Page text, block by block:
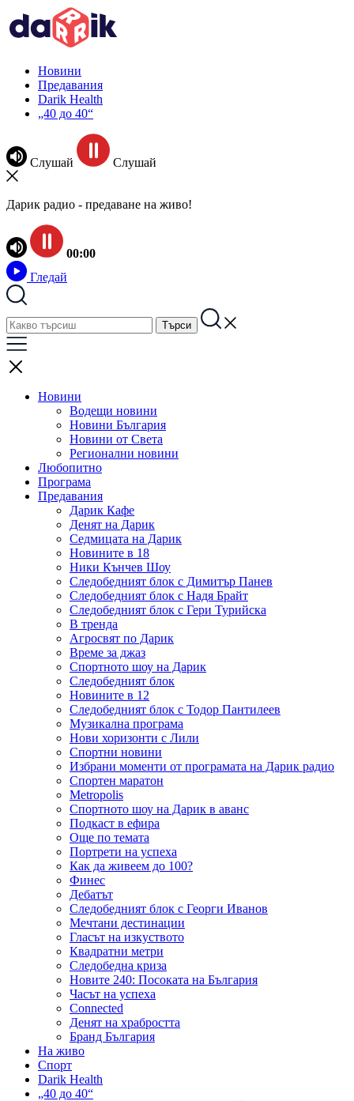
Новини
Предавания
Darik Health
„40 до 40“
Слушай Слушай
Дарик радио - предаване на живо!
00:00
Гледай
Новини
Водещи новини
Новини България
Новини от Света
Регионални новини
Любопитно
Програма
Предавания
Дарик Кафе
Денят на Дарик
Седмицата на Дарик
Новините в 18
Ники Кънчев Шоу
Следобедният блок с Димитър Панев
Следобедният блок с Надя Брайт
Следобедният блок с Гери Турийска
В тренда
Агросвят по Дарик
Време за джаз
Спортното шоу на Дарик
Следобедният блок
Новините в 12
Следобедният блок с Тодор Пантилеев
Музикална програма
Нови хоризонти с Лили
Спортни новини
Избрани моменти от програмата на Дарик радио
Спортен маратон
Metropolis
Спортното шоу на Дарик в аванс
Подкаст в ефира
Още по темата
Портрети на успеха
Как да живеем до 100?
Финес
Дебатът
Следобедният блок с Георги Иванов
Мечтани дестинации
Гласът на изкуството
Квадратни метри
Следобедна криза
Новите 240: Посоката на България
Часът на успеха
Connected
Денят на храбростта
Бранд България
На живо
Спорт
Darik Health
„40 до 40“